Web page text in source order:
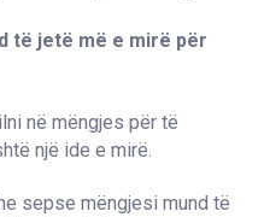
të jetë më e mirë për
në mëngjes për të
një ide e mirë.
sepse mëngjesi mund të